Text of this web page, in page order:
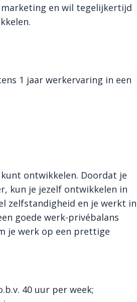
marketing en wil tegelijkertijd
1 jaar werkervaring in een
ontwikkelen. Doordat je
kun je jezelf ontwikkelen in
zelfstandigheid en je werkt in
goede werk-privébalans
je werk op een prettige
40 uur per week;